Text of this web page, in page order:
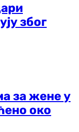
због
за жене у
око